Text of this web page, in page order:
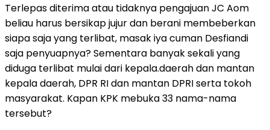
Terlepas diterima atau tidaknya pengajuan JC Aom
beliau harus bersikap jujur dan berani membeberkan
siapa saja yang terlibat, masak iya cuman Desfiandi
saja penyuapnya? Sementara banyak sekali yang
diduga terlibat mulai dari kepala.daerah dan mantan
kepala daerah, DPR RI dan mantan DPRI serta tokoh
masyarakat. Kapan KPK mebuka 33 nama-nama
tersebut?